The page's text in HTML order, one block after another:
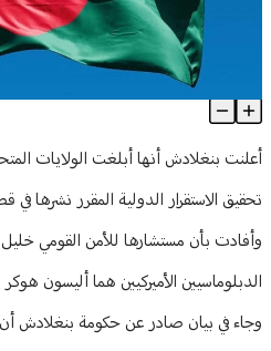
ثقافة ومجتمع
منوعات
بنغلادش تسعى للانضمام إلى القوة
Article Content
أعلنت بنغلادش أنها أبلغت الولايات
تحقيق الاستقرار الدولية المقرر نشرها في
وأفادت بأن مستشارها للأمن القومي خليل
الدبلوماسيين الأميركيين هما أليسون
وجاء في بيان صادر عن حكومة بنغلادش